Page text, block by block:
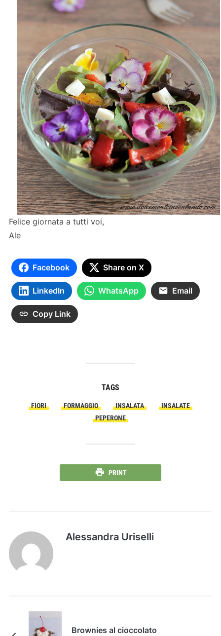
Felice giornata a tutti voi,
Ale
Facebook Share on X
LinkedIn WhatsApp Email
Copy Link
TAGS
FIORI FORMAGGIO INSALATA
INSALATE
PEPERONE
PRINT
Alessandra Uriselli
Brownies al cioccolato